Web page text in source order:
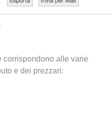
corrispondono alle varie
e dei prezzari: